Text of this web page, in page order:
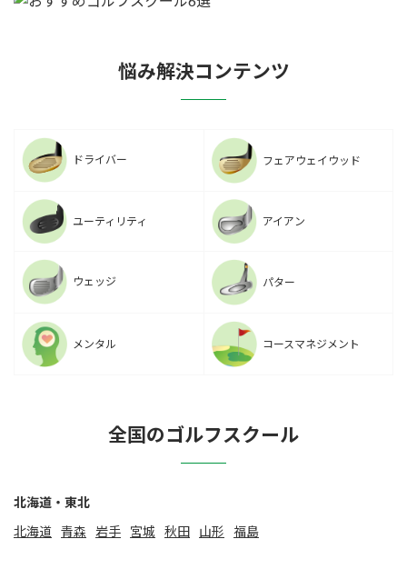
悩み解決コンテンツ
ドライバー フェアウェイウッド
ユーティリティ アイアン
ウェッジ パター
メンタル コースマネジメント
全国のゴルフスクール
北海道・東北
北海道 ⻘森 岩手 宮城 秋田 山形 福島